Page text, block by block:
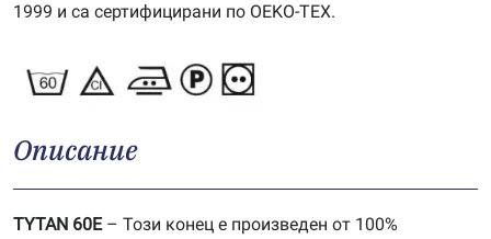
1999 и са сертифицирани по OEKO-TEX.
Описание
TYTAN 60E– Този конец е произведен от 100%